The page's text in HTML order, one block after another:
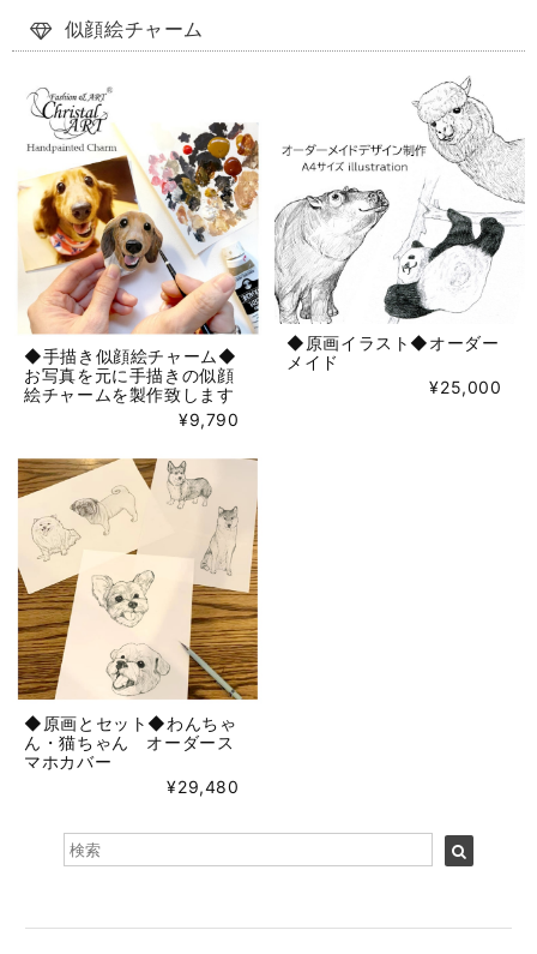
似顔絵チャーム
◆手描き似顔絵チャーム◆
お写真を元に手描きの似顔
絵チャームを製作致します
¥9,790
◆原画イラスト◆オーダー
メイド
¥25,000
◆原画とセット◆わんちゃ
ん・猫ちゃん オーダース
マホカバー
¥29,480